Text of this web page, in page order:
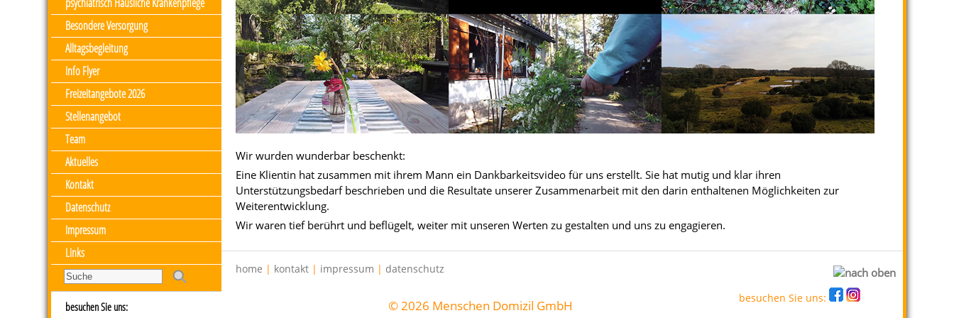
Besondere Versorgung
Alltagsbegleitung
Info Flyer
Freizeitangebote 2026
Stellenangebot
Team
Aktuelles
Kontakt
Datenschutz
Impressum
Links
besuchen Sie uns:
Wir wurden wunderbar beschenkt:
Eine Klientin hat zusammen mit ihrem Mann ein Dankbarkeitsvideo für uns erstellt. Sie hat mutig und klar ihren
Unterstützungsbedarf beschrieben und die Resultate unserer Zusammenarbeit mit den darin enthaltenen Möglichkeiten zur
Weiterentwicklung.
Wir waren tief berührt und beflügelt, weiter mit unseren Werten zu gestalten und uns zu engagieren.
home | kontakt | impressum | datenschutz
besuchen Sie uns:
© 2026 Menschen Domizil GmbH